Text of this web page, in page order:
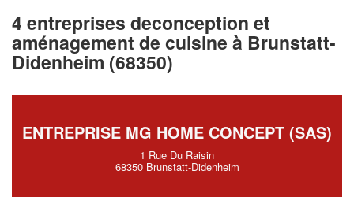
4 entreprises deconception et
aménagement de cuisine à Brunstatt-
Didenheim (68350)
ENTREPRISE MG HOME CONCEPT (SAS)
1 Rue Du Raisin
68350 Brunstatt-Didenheim